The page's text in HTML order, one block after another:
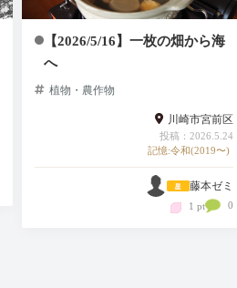
【2026/5/16】一枚の畑から海
へ
植物・農作物
川崎市宮前区
投稿：2026.5.24
記憶:令和(2019〜)
藤本ゼミ
1 pt 0